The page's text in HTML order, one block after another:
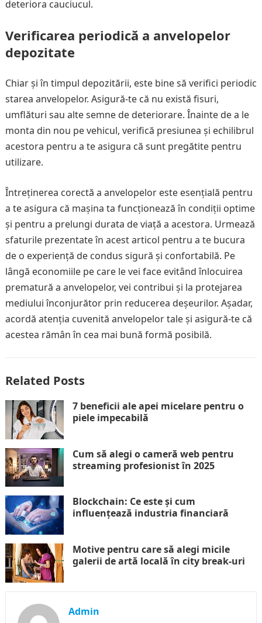
deteriora cauciucul.
Verificarea periodică a anvelopelor
depozitate
Chiar și în timpul depozitării, este bine să verifici periodic
starea anvelopelor. Asigură-te că nu există fisuri,
umflături sau alte semne de deteriorare. Înainte de a le
monta din nou pe vehicul, verifică presiunea și echilibrul
acestora pentru a te asigura că sunt pregătite pentru
utilizare.
Întreținerea corectă a anvelopelor este esențială pentru
a te asigura că mașina ta funcționează în condiții optime
și pentru a prelungi durata de viață a acestora. Urmează
sfaturile prezentate în acest articol pentru a te bucura
de o experiență de condus sigură și confortabilă. Pe
lângă economiile pe care le vei face evitând înlocuirea
prematură a anvelopelor, vei contribui și la protejarea
mediului înconjurător prin reducerea deșeurilor. Așadar,
acordă atenția cuvenită anvelopelor tale și asigură-te că
acestea rămân în cea mai bună formă posibilă.
Related Posts
7 beneficii ale apei micelare pentru o
piele impecabilă
Cum să alegi o cameră web pentru
streaming profesionist în 2025
Blockchain: Ce este și cum
influențează industria financiară
Motive pentru care să alegi micile
galerii de artă locală în city break-uri
Admin